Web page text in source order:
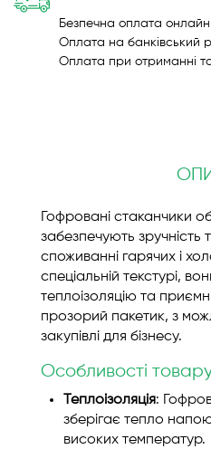
Безпечна оплата онлайн
Оплата на банківський
Оплата при отриманні
Гофровані стаканчики
забезпечують
споживанні гарячих і
спеціальній текстурі,
теплоізоляцію та
прозорий пакетик, з
закупівлі для бізнесу.
Особливості
Теплоізоляція:
зберігає тепло
високих температур.